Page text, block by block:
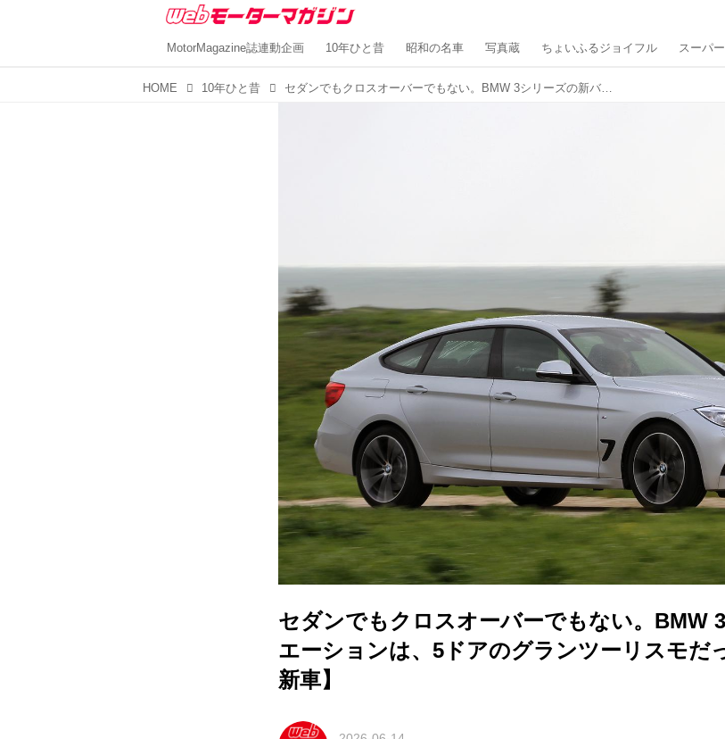
MotorMagazine誌連動企画 10年ひと昔 昭和の名車 写真蔵 ちょいふるジョイフル スーパ
HOME 10年ひと昔 セダンでもクロスオーバーでもない。BMW 3シリーズの新バリエーションは、5ドアのグランツーリスモだった【10年ひと昔の新車】
セダンでもクロスオーバーでもない。BMW
エーションは、5ドアのグランツーリスモだ
新車】